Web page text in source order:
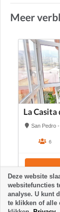
Meer
La
San Pedro
6
Deze website
websitefuncties
analyse. U kunt
te klikken of alle